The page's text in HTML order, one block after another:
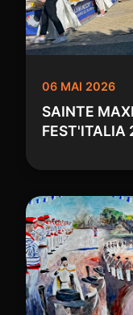
06 MAI 2026
SAINTE
FEST'ITALIA